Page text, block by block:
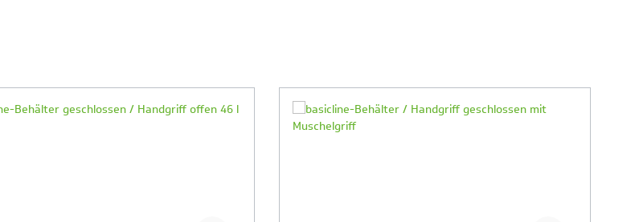
Ihr Produktvergleich ist voll Ihr Produktvergleich ist voll